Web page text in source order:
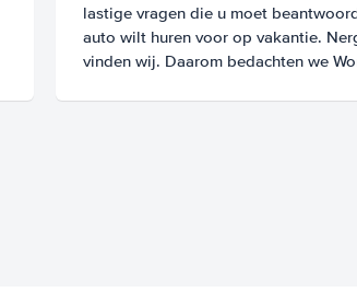
lastige vragen die u moet
auto wilt huren voor op vakantie.
vinden wij. Daarom bedachten we